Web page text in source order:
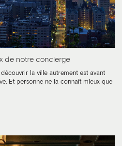
de notre concierge
la ville autrement est avant
Et personne ne la connaît mieux que